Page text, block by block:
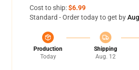
Cost to ship:$6.99
Standard - Order today to get by
Production
Today
Shipping
Aug. 12